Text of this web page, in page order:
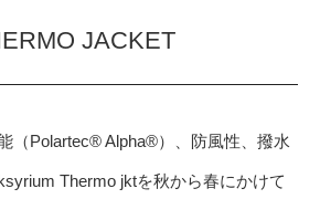
JACKET
（Polartec® Alpha®）、防風性、撥水
Thermo jktを秋から春にかけて